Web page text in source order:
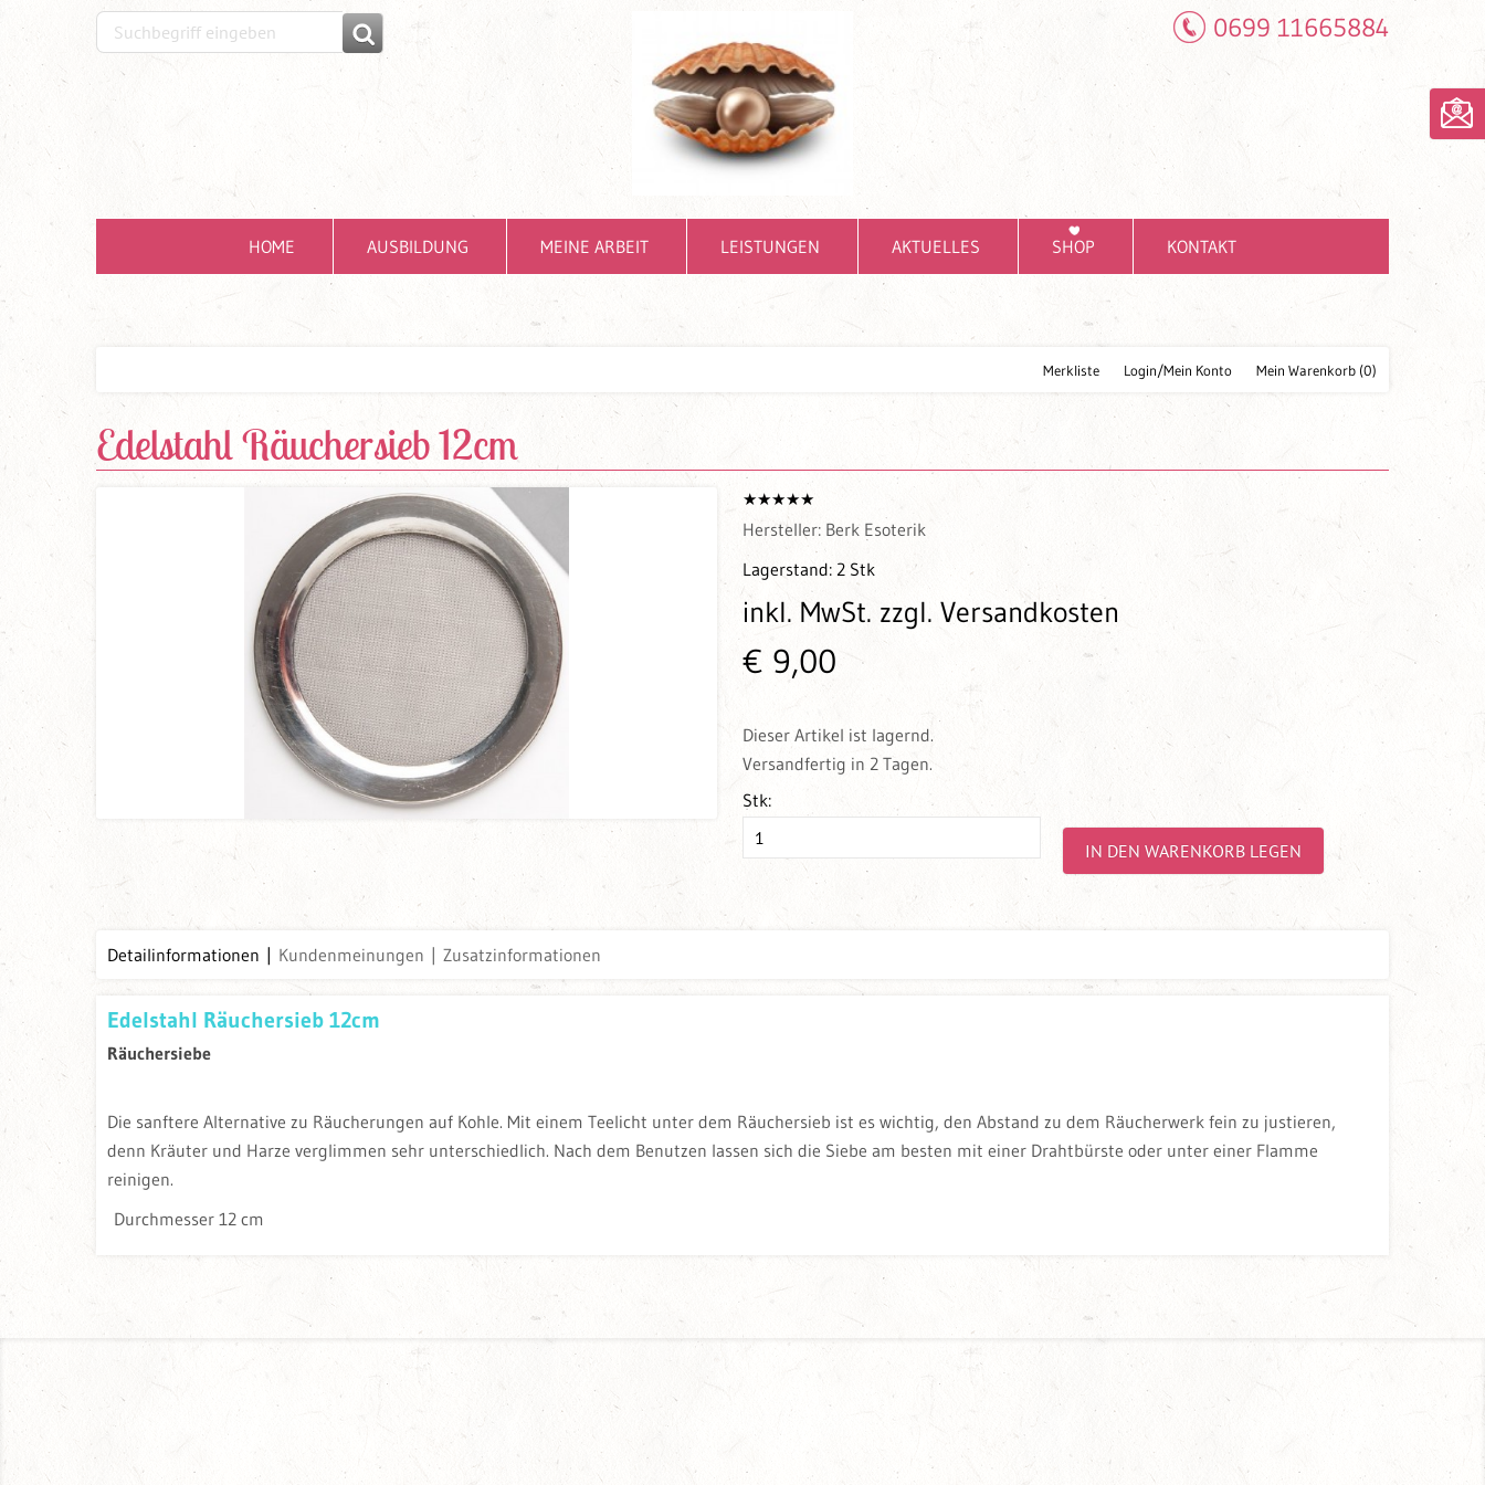
0699 11665884
HOME AUSBILDUNG MEINE ARBEIT LEISTUNGEN AKTUELLES SHOP KONTAKT
Mein Warenkorb (0)
Login/Mein Konto
Merkliste
Edelstahl Räuchersieb 12cm
Hersteller: Berk Esoterik
Lagerstand: 2 Stk
inkl. MwSt. zzgl. Versandkosten
€ 9,00
Dieser Artikel ist lagernd.
Versandfertig in 2 Tagen.
Stk:
IN DEN WARENKORB LEGEN
Detailinformationen Kundenmeinungen Zusatzinformationen
Edelstahl Räuchersieb 12cm
Räuchersiebe
Die sanftere Alternative zu Räucherungen auf Kohle. Mit einem Teelicht unter dem Räuchersieb ist es wichtig, den Abstand zu dem Räucherwerk fein zu justieren,
denn Kräuter und Harze verglimmen sehr unterschiedlich. Nach dem Benutzen lassen sich die Siebe am besten mit einer Drahtbürste oder unter einer Flamme
reinigen.
Durchmesser 12 cm